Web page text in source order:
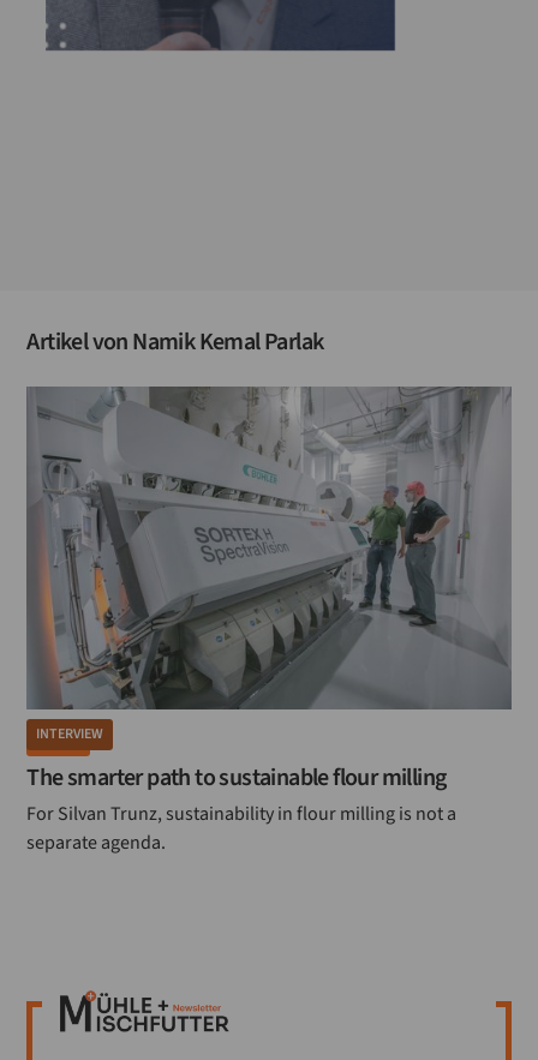
Artikel vonNamik Kemal Parlak
INTERVIEW
MÜHLE
The smarter path to sustainable flour milling
For Silvan Trunz, sustainability in flour milling is not a
separate agenda.